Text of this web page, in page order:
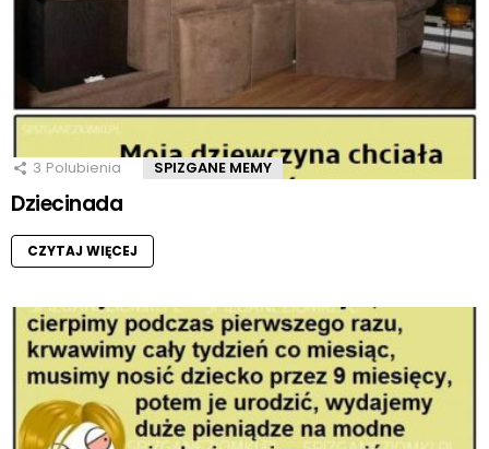
3 Polubienia SPIZGANE MEMY
Dziecinada
CZYTAJ WIĘCEJ